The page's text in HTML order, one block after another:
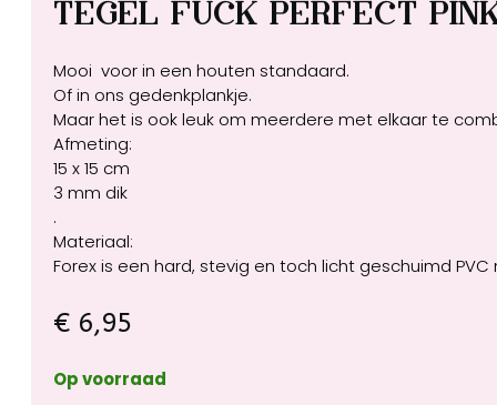
Tegel Fuck perfect
Mooi voor in een houten standaard.
Of in ons gedenkplankje.
Maar het is ook leuk om meerdere met elkaar te
Afmeting:
15 x 15 cm
3 mm dik
.
Materiaal:
Forex is een hard, stevig en toch licht geschuimd
€ 6,95
Op voorraad